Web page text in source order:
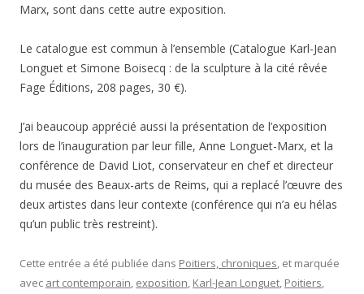
Marx, sont dans cette autre exposition.
Le catalogue est commun à l’ensemble (Catalogue Karl-Jean
Longuet et Simone Boisecq : de la sculpture à la cité rêvée
Fage Éditions, 208 pages, 30 €).
J’ai beaucoup apprécié aussi la présentation de l’exposition
lors de l’inauguration par leur fille, Anne Longuet-Marx, et la
conférence de David Liot, conservateur en chef et directeur
du musée des Beaux-arts de Reims, qui a replacé l’œuvre des
deux artistes dans leur contexte (conférence qui n’a eu hélas
qu’un public très restreint).
Cette entrée a été publiée dans Poitiers, chroniques, et marquée
avec art contemporain, exposition, Karl-Jean Longuet, Poitiers,